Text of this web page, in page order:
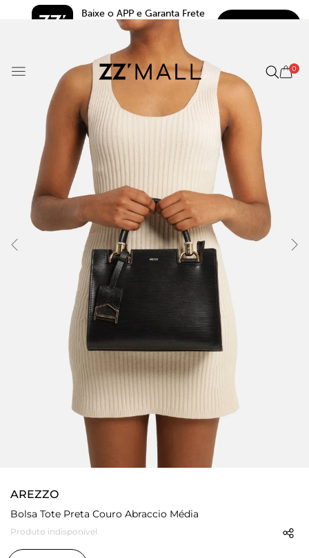
Baixe o APP e Garanta Frete
0
AREZZO
Bolsa Tote Preta Couro Abraccio Média
Produto indisponível